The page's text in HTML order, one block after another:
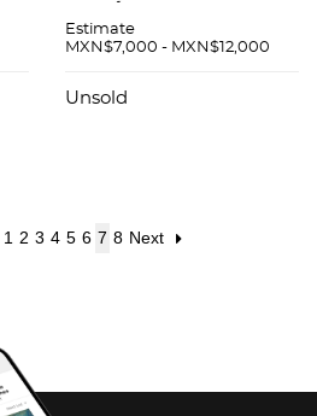
EN RESINA Y METAL
Estimate
MXN$7,000 - MXN$12,000
Unsold
1 2 3 4 5 6 7 8 Next